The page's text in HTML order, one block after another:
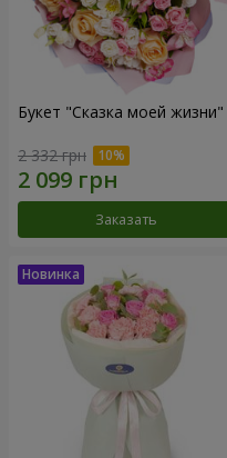
Букет "Сказка моей жизни"
2 332 грн
Заказать